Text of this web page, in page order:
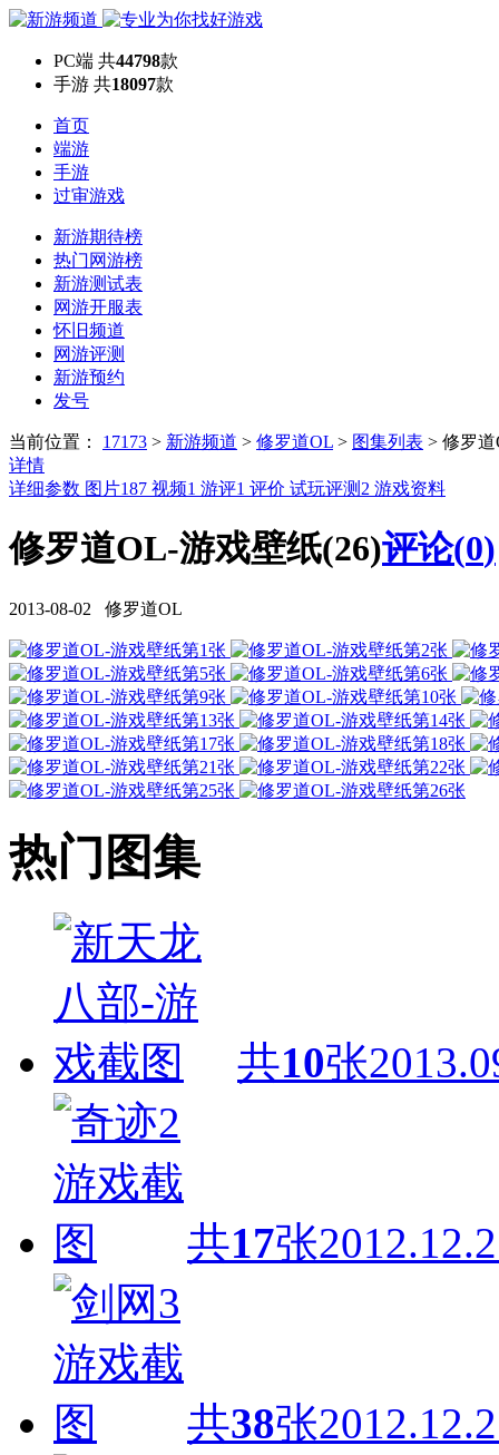
PC端 共44798款
手游 共18097款
首页
端游
手游
过审游戏
新游期待榜
热门网游榜
新游测试表
网游开服表
怀旧频道
网游评测
新游预约
发号
当前位置： 17173 > 新游频道 > 修罗道OL > 图集列表 > 修罗
详情
详细参数 图片187 视频1 游评1 评价 试玩评测 2 游戏资料
修罗道OL-游戏壁纸(26)评论(0)
2013-08-02 修罗道OL
热门图集
共10张
共17张
共38张